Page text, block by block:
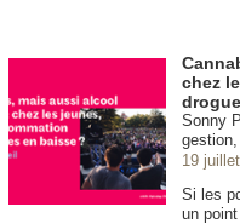
chez
Sonny
19
Si les
un